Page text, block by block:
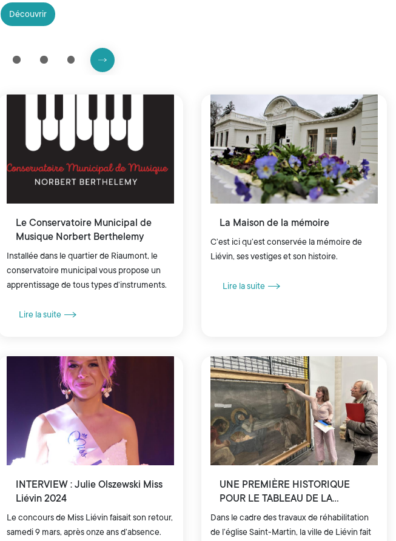
DécouvrirRendez-vous au salon régional du livre
Prochaine slide
5 6 7
Le Conservatoire Municipal de
Musique Norbert Berthelemy
Installée dans le quartier de Riaumont, le
conservatoire municipal vous propose un
apprentissage de tous types d’instruments.
Lire la suite
La Maison de la mémoire
C’est ici qu’est conservée la mémoire de
Liévin, ses vestiges et son histoire.
Lire la suite
INTERVIEW : Julie Olszewski Miss
Liévin 2024
Le concours de Miss Liévin faisait son retour,
samedi 9 mars, après onze ans d’absence.
UNE PREMIÈRE HISTORIQUE
POUR LE TABLEAU DE LA
NATIVITÉ
Dans le cadre des travaux de réhabilitation
de l’église Saint-Martin, la ville de Liévin fait